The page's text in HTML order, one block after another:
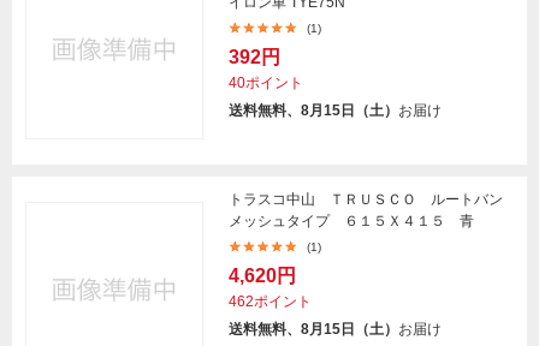
(1)
392円
40ポイント
送料無料、8月15日（土） お届け
トラスコ中山 ＴＲＵＳＣＯ ルートバン
メッシュタイプ ６１５Ｘ４１５ 青
(1)
4,620円
462ポイント
送料無料、8月15日（土） お届け